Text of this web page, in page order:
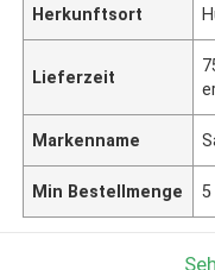
Herkunftsort
Lieferzeit
Markenname
Min Bestellmenge 5